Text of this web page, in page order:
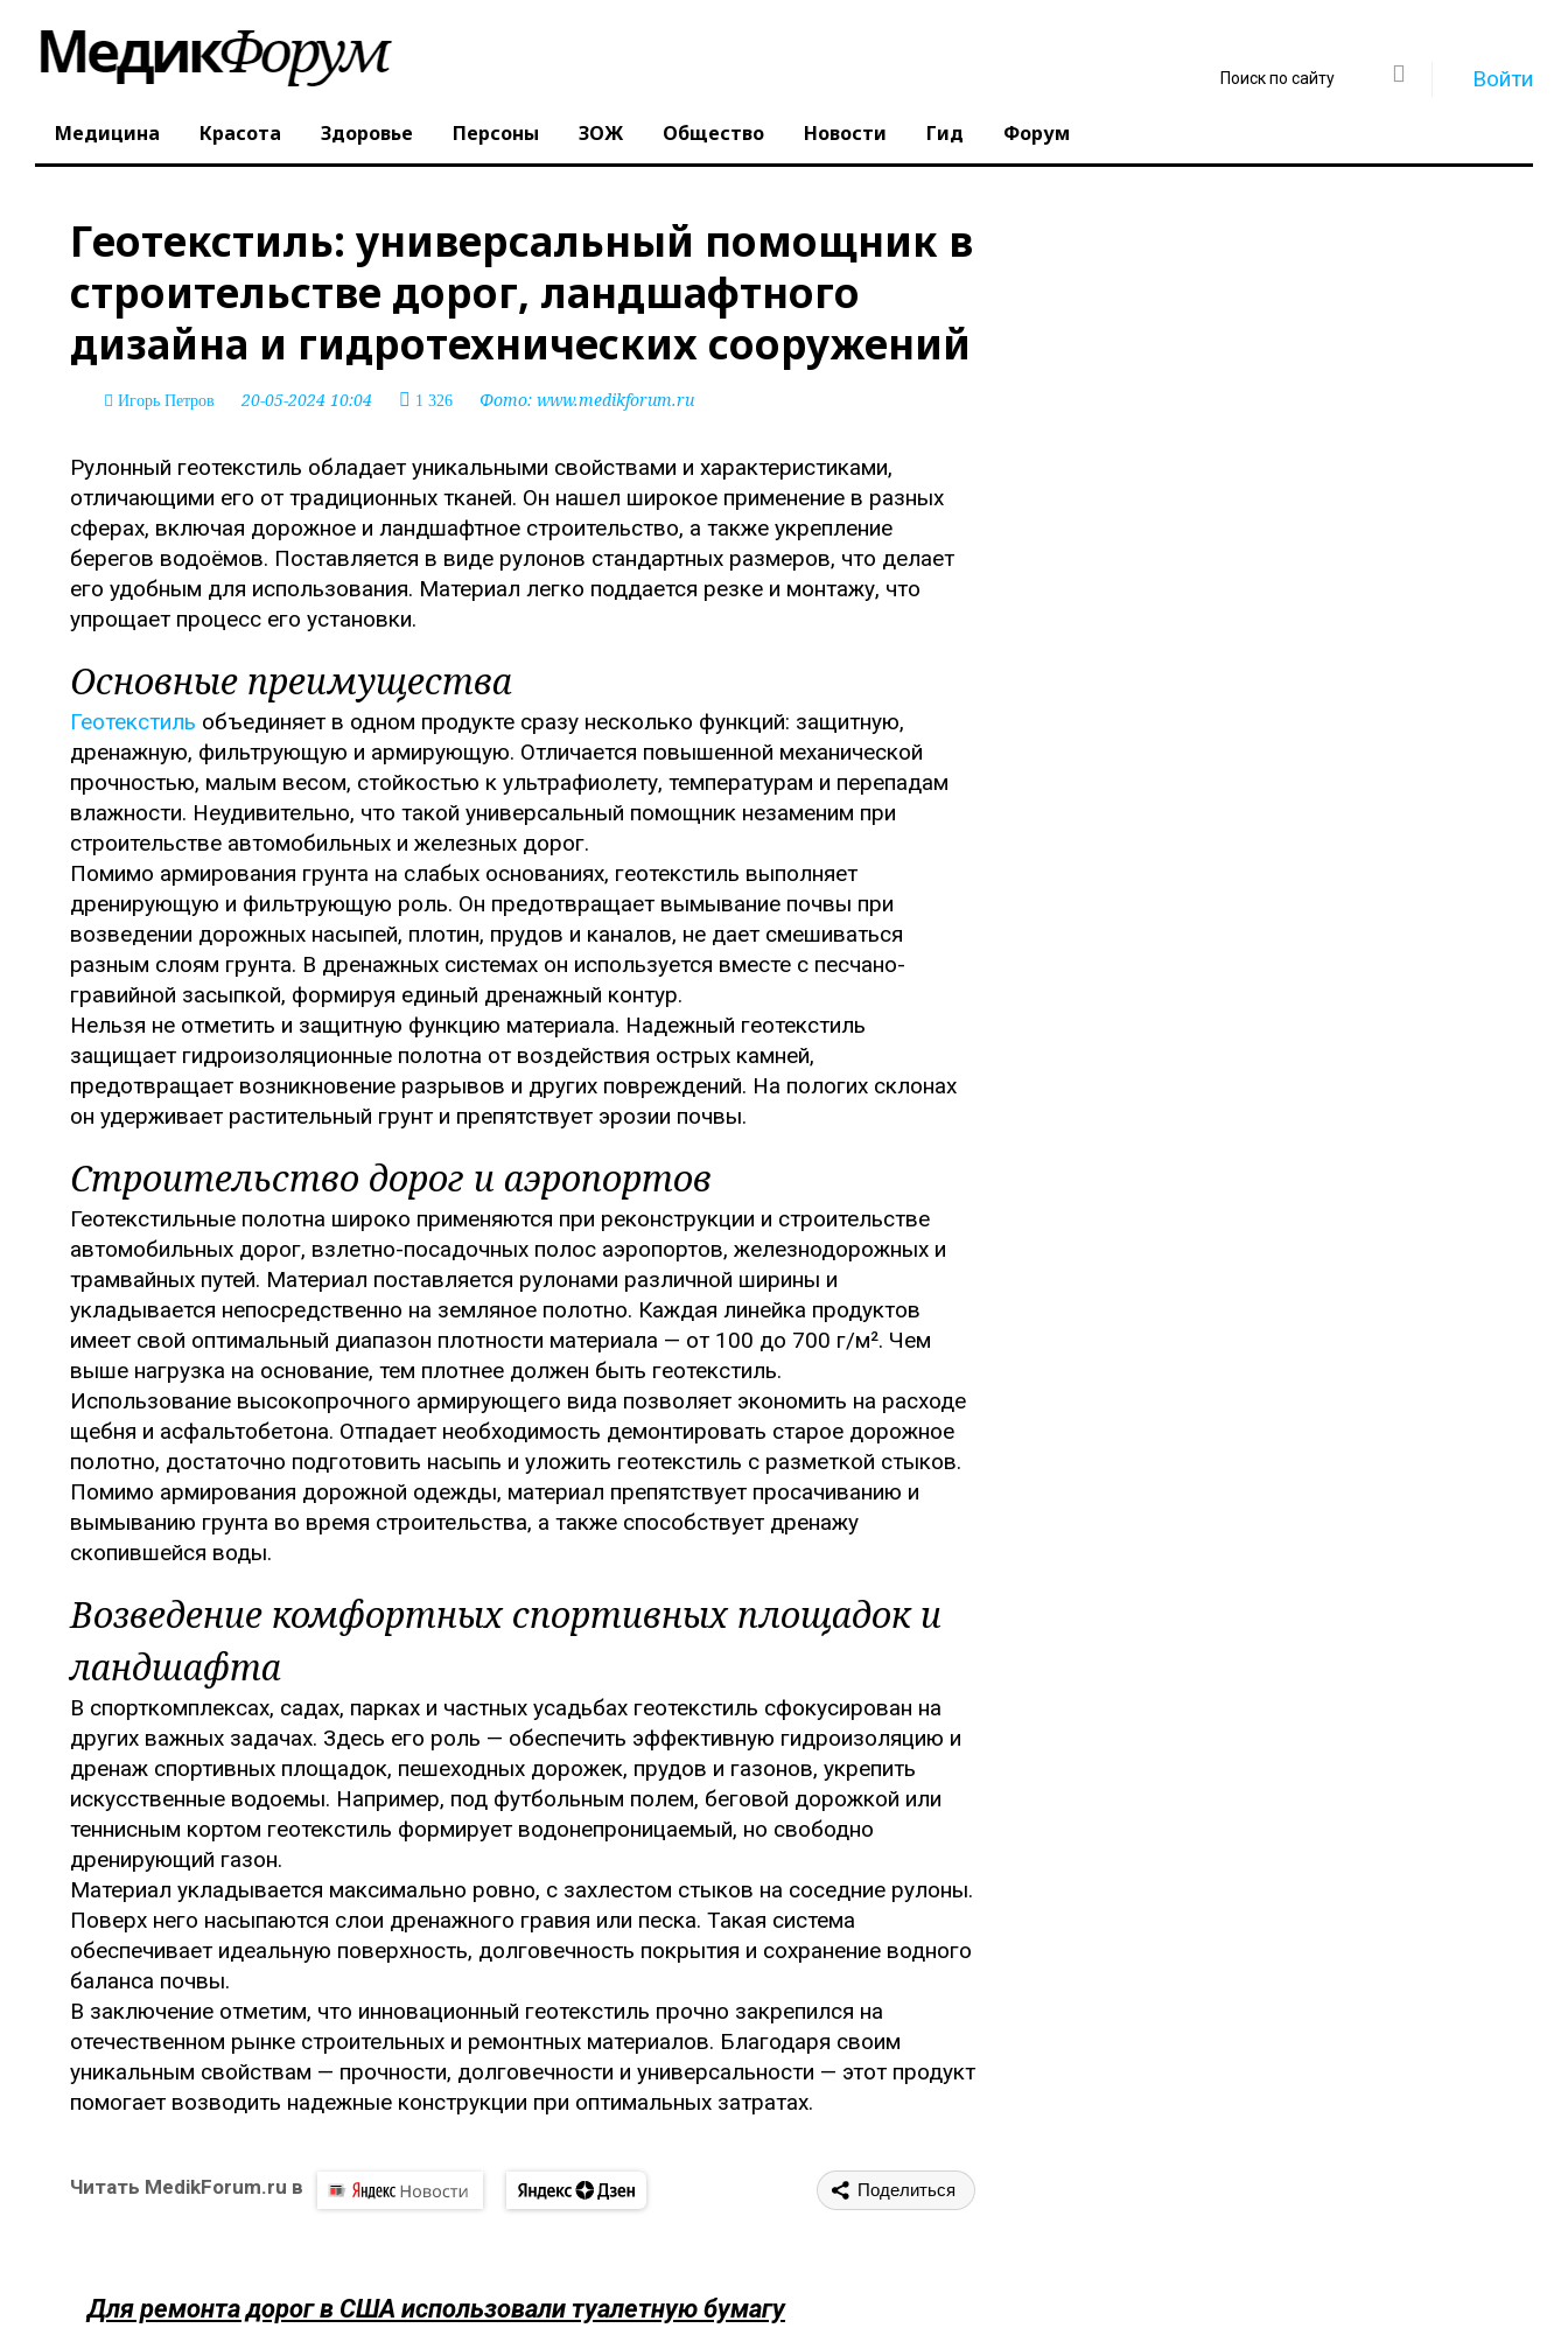
Войти
Медицина Красота Здоровье Персоны ЗОЖ Общество Новости Гид Форум
Геотекстиль: универсальный помощник в
строительстве дорог, ландшафтного
дизайна и гидротехнических сооружений
Игорь Петров 20-05-2024 10:04 1 326 Фото: www.medikforum.ru
Рулонный геотекстиль обладает уникальными свойствами и характеристиками,
отличающими его от традиционных тканей. Он нашел широкое применение в разных
сферах, включая дорожное и ландшафтное строительство, а также укрепление
берегов водоёмов. Поставляется в виде рулонов стандартных размеров, что делает
его удобным для использования. Материал легко поддается резке и монтажу, что
упрощает процесс его установки.
Основные преимущества
Геотекстиль объединяет в одном продукте сразу несколько функций: защитную,
дренажную, фильтрующую и армирующую. Отличается повышенной механической
прочностью, малым весом, стойкостью к ультрафиолету, температурам и перепадам
влажности. Неудивительно, что такой универсальный помощник незаменим при
строительстве автомобильных и железных дорог.
Помимо армирования грунта на слабых основаниях, геотекстиль выполняет
дренирующую и фильтрующую роль. Он предотвращает вымывание почвы при
возведении дорожных насыпей, плотин, прудов и каналов, не дает смешиваться
разным слоям грунта. В дренажных системах он используется вместе с песчано-
гравийной засыпкой, формируя единый дренажный контур.
Нельзя не отметить и защитную функцию материала. Надежный геотекстиль
защищает гидроизоляционные полотна от воздействия острых камней,
предотвращает возникновение разрывов и других повреждений. На пологих склонах
он удерживает растительный грунт и препятствует эрозии почвы.
Строительство дорог и аэропортов
Геотекстильные полотна широко применяются при реконструкции и строительстве
автомобильных дорог, взлетно-посадочных полос аэропортов, железнодорожных и
трамвайных путей. Материал поставляется рулонами различной ширины и
укладывается непосредственно на земляное полотно. Каждая линейка продуктов
имеет свой оптимальный диапазон плотности материала — от 100 до 700 г/м². Чем
выше нагрузка на основание, тем плотнее должен быть геотекстиль.
Использование высокопрочного армирующего вида позволяет экономить на расходе
щебня и асфальтобетона. Отпадает необходимость демонтировать старое дорожное
полотно, достаточно подготовить насыпь и уложить геотекстиль с разметкой стыков.
Помимо армирования дорожной одежды, материал препятствует просачиванию и
вымыванию грунта во время строительства, а также способствует дренажу
скопившейся воды.
Возведение комфортных спортивных площадок и
ландшафта
В спорткомплексах, садах, парках и частных усадьбах геотекстиль сфокусирован на
других важных задачах. Здесь его роль — обеспечить эффективную гидроизоляцию и
дренаж спортивных площадок, пешеходных дорожек, прудов и газонов, укрепить
искусственные водоемы. Например, под футбольным полем, беговой дорожкой или
теннисным кортом геотекстиль формирует водонепроницаемый, но свободно
дренирующий газон.
Материал укладывается максимально ровно, с захлестом стыков на соседние рулоны.
Поверх него насыпаются слои дренажного гравия или песка. Такая система
обеспечивает идеальную поверхность, долговечность покрытия и сохранение водного
баланса почвы.
В заключение отметим, что инновационный геотекстиль прочно закрепился на
отечественном рынке строительных и ремонтных материалов. Благодаря своим
уникальным свойствам — прочности, долговечности и универсальности — этот продукт
помогает возводить надежные конструкции при оптимальных затратах.
Читать MedikForum.ru в Поделиться
Для ремонта дорог в США использовали туалетную бумагу